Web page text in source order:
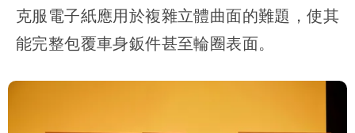
克服電子紙應用於複雜立體曲面的難題，使其
能完整包覆車身鈑件甚至輪圈表面。